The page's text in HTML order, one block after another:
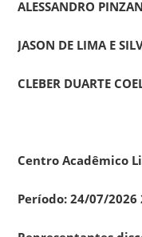
ALESSANDRO
JASON DE LIMA E
CLEBER DUARTE
Centro Acadêmico
Período: 24/07/2026